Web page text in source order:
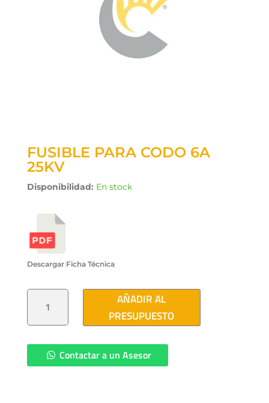
FUSIBLE PARA CODO 6A
25KV
Disponibilidad: En stock
Descargar Ficha Técnica
FUSIBLE
CODO
25KV
AÑADIR AL
PRESUPUESTO
Contactar a un Asesor